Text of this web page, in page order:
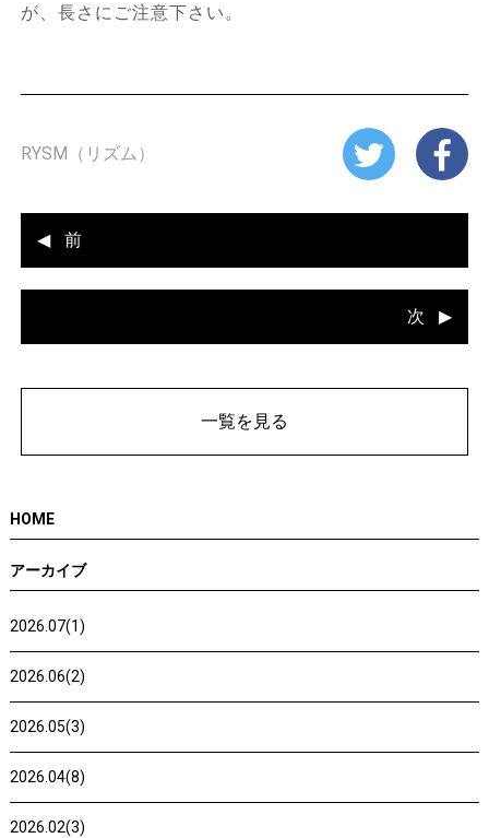
が、長さにご注意下さい。
RYSM（リズム）
前
次
一覧を見る
HOME
アーカイブ
2026.07(1)
2026.06(2)
2026.05(3)
2026.04(8)
2026.02(3)